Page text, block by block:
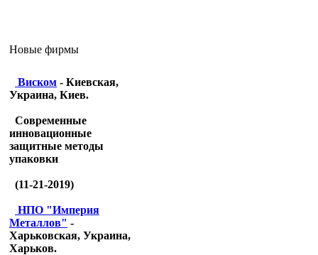
Новые фирмы
Виском - Киевская,
Украина, Киев.
Современные
инновационные
защитные методы
упаковки
(11-21-2019)
НПО "Империя
Металлов" -
Харьковская, Украина,
Харьков.